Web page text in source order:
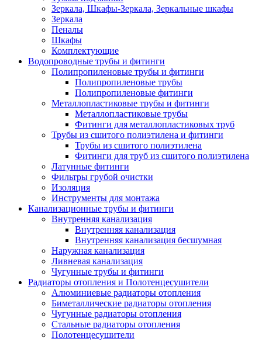
Зеркала, Шкафы-Зеркала, Зеркальные шкафы
Зеркала
Пеналы
Шкафы
Комплектующие
Водопроводные трубы и фитинги
Полипропиленовые трубы и фитинги
Полипропиленовые трубы
Полипропиленовые фитинги
Металлопластиковые трубы и фитинги
Металлопластиковые трубы
Фитинги для металлопластиковых труб
Трубы из сшитого полиэтилена и фитинги
Трубы из сшитого полиэтилена
Фитинги для труб из сшитого полиэтилена
Латунные фитинги
Фильтры грубой очистки
Изоляция
Инструменты для монтажа
Канализационные трубы и фитинги
Внутренняя канализация
Внутренняя канализация
Внутренняя канализация бесшумная
Наружная канализация
Ливневая канализация
Чугунные трубы и фитинги
Радиаторы отопления и Полотенцесушители
Алюминиевые радиаторы отопления
Биметаллические радиаторы отопления
Чугунные радиаторы отопления
Стальные радиаторы отопления
Полотенцесушители